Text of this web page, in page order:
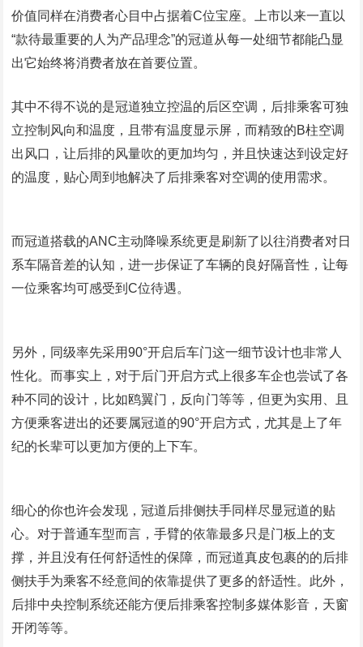
价值同样在消费者心目中占据着C位宝座。上市以来一直以
“款待最重要的人为产品理念”的冠道从每一处细节都能凸显
出它始终将消费者放在首要位置。
其中不得不说的是冠道独立控温的后区空调，后排乘客可独
立控制风向和温度，且带有温度显示屏，而精致的B柱空调
出风口，让后排的风量吹的更加均匀，并且快速达到设定好
的温度，贴心周到地解决了后排乘客对空调的使用需求。
而冠道搭载的ANC主动降噪系统更是刷新了以往消费者对日
系车隔音差的认知，进一步保证了车辆的良好隔音性，让每
一位乘客均可感受到C位待遇。
另外，同级率先采用90°开启后车门这一细节设计也非常人
性化。而事实上，对于后门开启方式上很多车企也尝试了各
种不同的设计，比如鸥翼门，反向门等等，但更为实用、且
方便乘客进出的还要属冠道的90°开启方式，尤其是上了年
纪的长辈可以更加方便的上下车。
细心的你也许会发现，冠道后排侧扶手同样尽显冠道的贴
心。对于普通车型而言，手臂的依靠最多只是门板上的支
撑，并且没有任何舒适性的保障，而冠道真皮包裹的的后排
侧扶手为乘客不经意间的依靠提供了更多的舒适性。此外，
后排中央控制系统还能方便后排乘客控制多媒体影音，天窗
开闭等等。